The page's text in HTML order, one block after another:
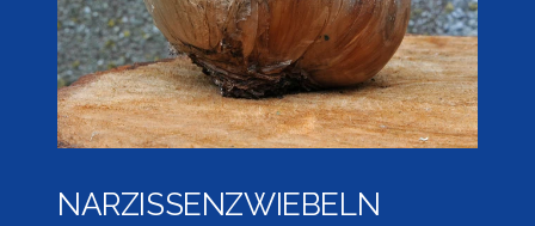
NARZISSENZWIEBELN